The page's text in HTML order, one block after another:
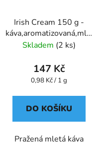
Irish Cream 150 g -
káva,aromatizovaná,mletá
- Oxalis
Skladem (2 ks)
147 Kč
Měrná
0,98 Kč / 1 g
DO KOŠÍKU
Pražená mletá káva